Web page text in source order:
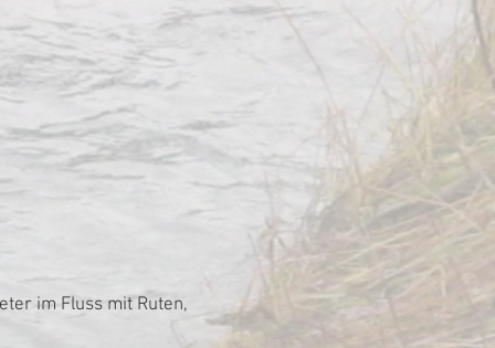
im Fluss mit Ruten,